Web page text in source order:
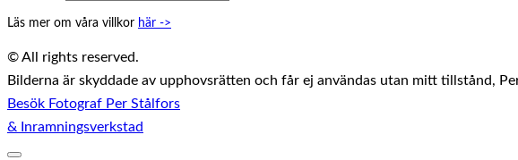
Läs mer om våra villkor här ->
© All rights reserved.
Bilderna är skyddade av upphovsrätten och får ej användas utan mitt tillstånd,
Besök Fotograf Per Stålfors
& Inramningsverkstad